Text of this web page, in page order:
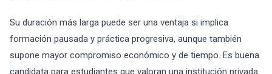
Su duración más larga puede ser una ventaja si implica
formación pausada y práctica progresiva, aunque también
supone mayor compromiso económico y de tiempo. Es buena
candidata para estudiantes que valoran una institución privada